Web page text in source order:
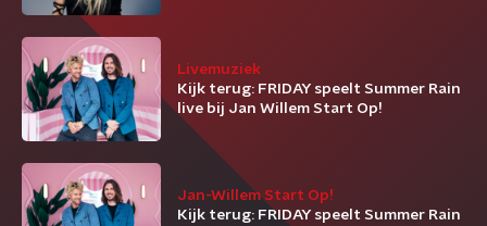
Livemuziek
Kijk terug: FRIDAY speelt Summer Rain
live bij Jan Willem Start Op!
Jan-Willem Start Op!
Kijk terug: FRIDAY speelt Summer Rain